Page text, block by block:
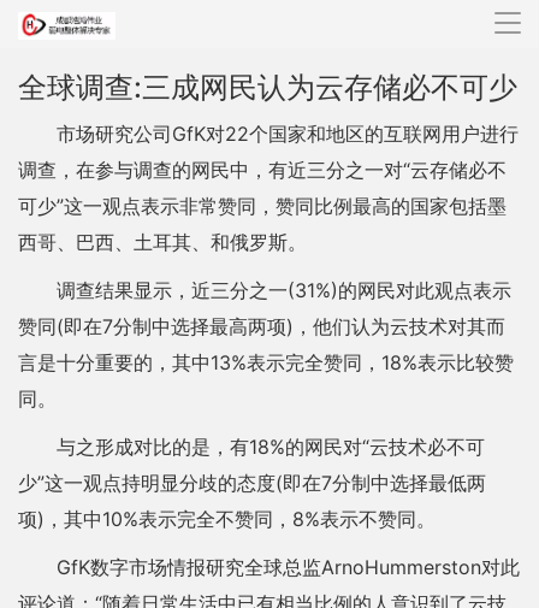
导
全球调查:三成网民认为云存储必不可少
市场研究公司GfK对22个国家和地区的互联网用户进行
调查，在参与调查的网民中，有近三分之一对“云存储必不
可少”这一观点表示非常赞同，赞同比例最高的国家包括墨
西哥、巴西、土耳其、和俄罗斯。
调查结果显示，近三分之一(31%)的网民对此观点表示
赞同(即在7分制中选择最高两项)，他们认为云技术对其而
言是十分重要的，其中13%表示完全赞同，18%表示比较赞
同。
与之形成对比的是，有18%的网民对“云技术必不可
少”这一观点持明显分歧的态度(即在7分制中选择最低两
项)，其中10%表示完全不赞同，8%表示不赞同。
GfK数字市场情报研究全球总监ArnoHummerston对此
评论道：“随着日常生活中已有相当比例的人意识到了云技